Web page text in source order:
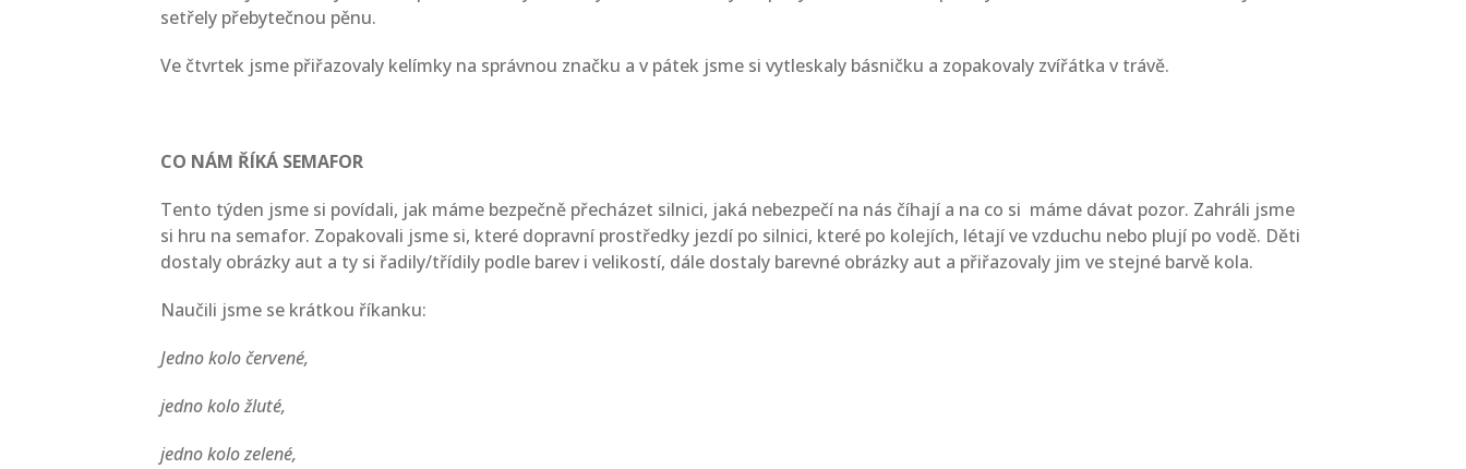
setřely přebytečnou pěnu.
Ve čtvrtek jsme přiřazovaly kelímky na správnou značku a v pátek jsme si vytleskaly básničku a zopakovaly zvířátka v trávě.
CO NÁM ŘÍKÁ SEMAFOR
Tento týden jsme si povídali, jak máme bezpečně přecházet silnici, jaká nebezpečí na nás číhají a na co si máme dávat pozor. Zahráli jsme
si hru na semafor. Zopakovali jsme si, které dopravní prostředky jezdí po silnici, které po kolejích, létají ve vzduchu nebo plují po vodě. Děti
dostaly obrázky aut a ty si řadily/třídily podle barev i velikostí, dále dostaly barevné obrázky aut a přiřazovaly jim ve stejné barvě kola.
Naučili jsme se krátkou říkanku:
Jedno kolo červené,
jedno kolo žluté,
jedno kolo zelené,